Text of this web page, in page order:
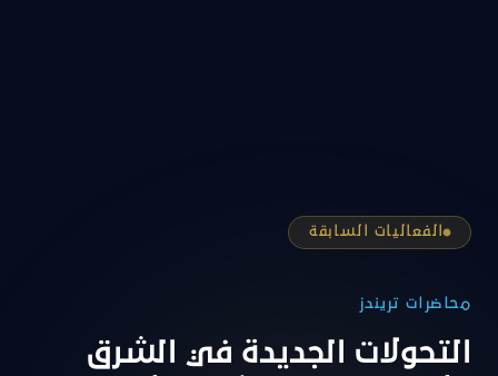
الفعاليات السابقة
محاضرات تريندز
التحولات الجديدة في الشرق